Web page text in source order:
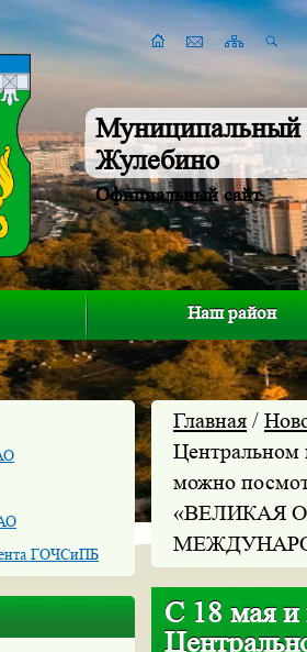
Муниципальный
Жулебино
Официальный сайт
Наш район
ГОЧСиПБ
Главная /
Центральном
можно
«ВЕЛИКАЯ
С 18 мая и